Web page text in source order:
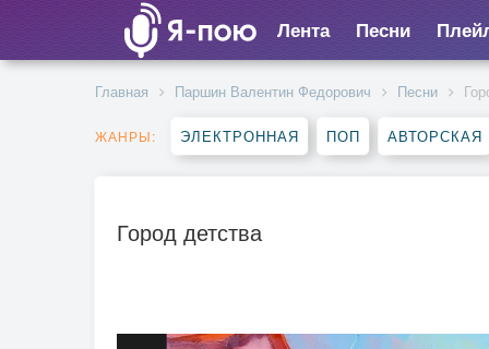
Лента Песни
Главная Паршин Валентин Федорович Песни
ЖАНРЫ: ЭЛЕКТРОННАЯ ПОП АВТОРСКАЯ
Город детства